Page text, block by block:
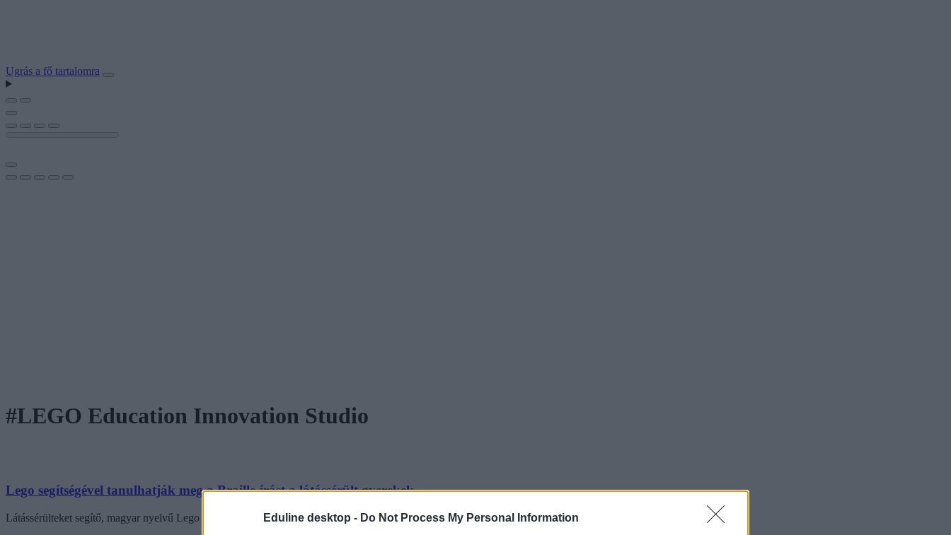
Eduline desktop - Do Not Process My Personal Information
Ugrás a fő tartalomra
#LEGO Education Innovation Studio
Lego segítségével tanulhatják meg a Braille-írást a látássérült gyerekek
Látássérülteket segítő, magyar nyelvű Lego oktatócsomagot mutattak be a Nyíregyházi Egyetemen.